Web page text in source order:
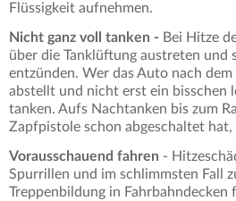
Flüssigkeit aufnehmen.
Nicht ganz voll tanken - Bei Hitze
über die Tanklüftung austreten und
entzünden. Wer das Auto nach
abstellt und nicht erst ein bisschen
tanken. Aufs Nachtanken bis zum
Zapfpistole schon abgeschaltet
Vorausschauend fahren -
Spurrillen und im schlimmsten Fall
Treppenbildung in Fahrbahndecken